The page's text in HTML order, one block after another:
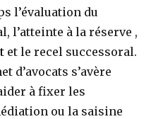
l’évaluation du
l’atteinte à la réserve ,
et le recel successoral.
d’avocats s’avère
à fixer les
ou la saisine